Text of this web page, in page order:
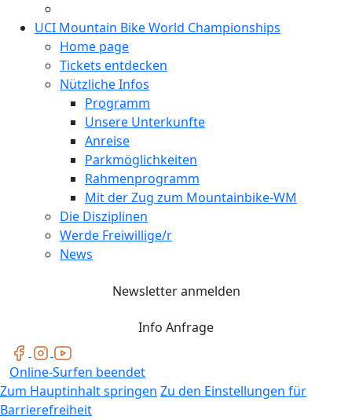
UCI Mountain Bike World Championships
Home page
Tickets entdecken
Nützliche Infos
Programm
Unsere Unterkunfte
Anreise
Parkmöglichkeiten
Rahmenprogramm
Mit der Zug zum Mountainbike-WM
Die Disziplinen
Werde Freiwillige/r
News
Newsletter anmelden
Info Anfrage
Online-Surfen beendet
Zum Hauptinhalt springen Zu den Einstellungen für
Barrierefreiheit